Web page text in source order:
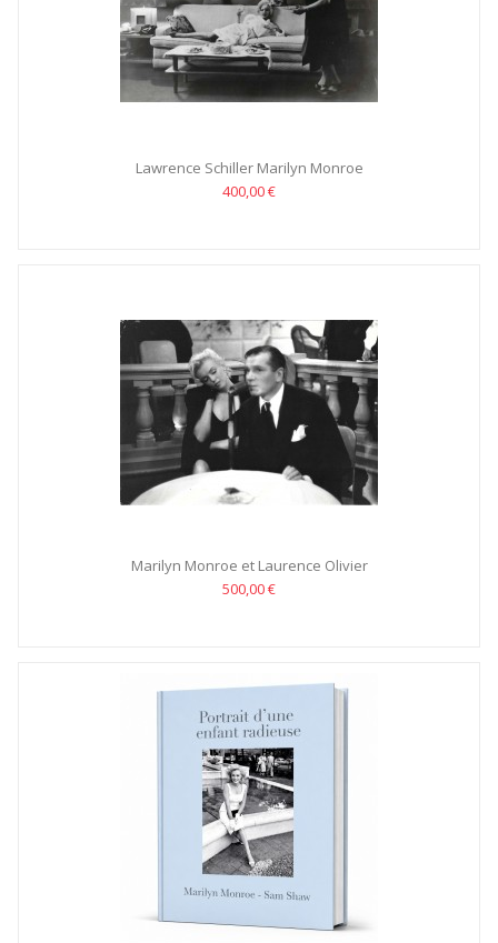
Lawrence Schiller Marilyn Monroe
400,00 €
Marilyn Monroe et Laurence Olivier
500,00 €